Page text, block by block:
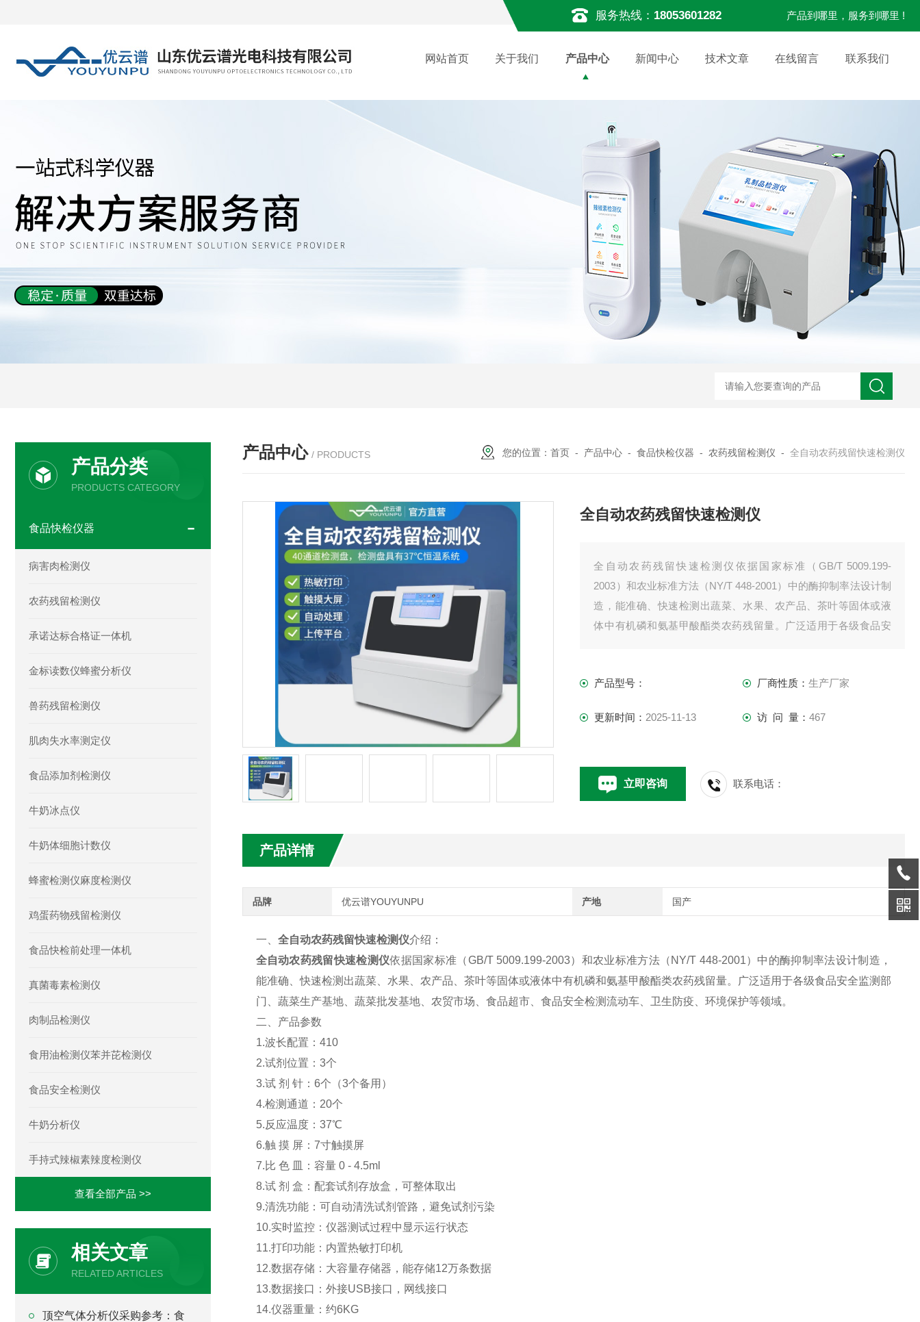
服务热线： 18053601282 产品到哪里，服务到哪里 !
网站首页 关于我们 产品中心 新闻中心 技术文章 在线留言 联系我们
产品中心 / PRODUCTS 您的位置： 首页 - 产品中心 - 食品快检仪器 - 农药残留检测仪 - 全自动农药残留快速检测仪
全自动农药残留快速检测仪
全自动农药残留快速检测仪依据国家标准（GB/T 5009.199-
2003）和农业标准方法（NY/T 448-2001）中的酶抑制率法设计制
造，能准确、快速检测出蔬菜、水果、农产品、茶叶等固体或液
体中有机磷和氨基甲酸酯类农药残留量。广泛适用于各级食品安
产品型号：
厂商性质： 生产厂家
更新时间： 2025-11-13 访 问 量： 467
立即咨询 联系电话：
产品详情
品牌 优云谱YOUYUNPU 产地 国产
一、 全自动农药残留快速检测仪介绍：
全自动农药残留快速检测仪依据国家标准（GB/T 5009.199-2003）和农业标准方法（NY/T 448-2001）中的酶抑制率法设计制造，
能准确、快速检测出蔬菜、水果、农产品、茶叶等固体或液体中有机磷和氨基甲酸酯类农药残留量。广泛适用于各级食品安全监测部
门、蔬菜生产基地、蔬菜批发基地、农贸市场、食品超市、食品安全检测流动车、卫生防疫、环境保护等领域。
二、产品参数
1.波长配置：410
2.试剂位置：3个
3.试 剂 针：6个（3个备用）
4.检测通道：20个
5.反应温度：37℃
6.触 摸 屏：7寸触摸屏
7.比 色 皿：容量 0 - 4.5ml
8.试 剂 盒：配套试剂存放盒，可整体取出
9.清洗功能：可自动清洗试剂管路，避免试剂污染
10.实时监控：仪器测试过程中显示运行状态
11.打印功能：内置热敏打印机
12.数据存储：大容量存储器，能存储12万条数据
13.数据接口：外接USB接口，网线接口
14.仪器重量：约6KG
产品分类
PRODUCTS CATEGORY
食品快检仪器
病害肉检测仪
农药残留检测仪
承诺达标合格证一体机
金标读数仪蜂蜜分析仪
兽药残留检测仪
肌肉失水率测定仪
食品添加剂检测仪
牛奶冰点仪
牛奶体细胞计数仪
蜂蜜检测仪麻度检测仪
鸡蛋药物残留检测仪
食品快检前处理一体机
真菌毒素检测仪
肉制品检测仪
食用油检测仪苯并芘检测仪
食品安全检测仪
牛奶分析仪
手持式辣椒素辣度检测仪
查看全部产品 >>
相关文章
RELATED ARTICLES
顶空气体分析仪采购参考：食